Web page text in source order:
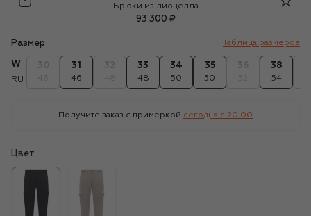
Kiton
Брюки из лиоцелла
93 300 ₽
Размер Таблица размеров
W
RU
31
46
33
48
34
50
35
50
38
54
Получите заказ с примеркой сегодня c 20:00
Цвет